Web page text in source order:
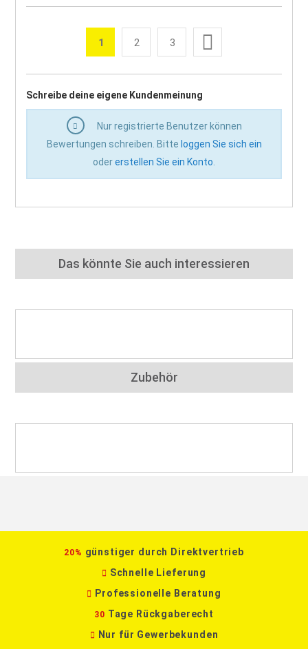
Seite
Sie lesen gerade die Seite
1 Seite
2 Seite
3
Schreibe deine eigene Kundenmeinung
Nur registrierte Benutzer können
Bewertungen schreiben. Bitte loggen Sie sich ein
odererstellen Sie ein Konto.
Das könnte Sie auch interessieren
Zubehör
20% günstiger durch Direktvertrieb
Schnelle Lieferung
Professionelle Beratung
30 Tage Rückgaberecht
Nur für Gewerbekunden